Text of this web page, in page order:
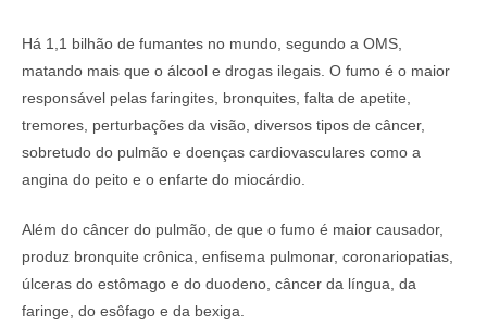
Há 1,1 bilhão de fumantes no mundo, segundo a OMS,
matando mais que o álcool e drogas ilegais. O fumo é o maior
responsável pelas faringites, bronquites, falta de apetite,
tremores, perturbações da visão, diversos tipos de câncer,
sobretudo do pulmão e doenças cardiovasculares como a
angina do peito e o enfarte do miocárdio.
Além do câncer do pulmão, de que o fumo é maior causador,
produz bronquite crônica, enfisema pulmonar, coronariopatias,
úlceras do estômago e do duodeno, câncer da língua, da
faringe, do esôfago e da bexiga.